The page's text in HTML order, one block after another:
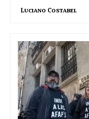
Luciano Costabel